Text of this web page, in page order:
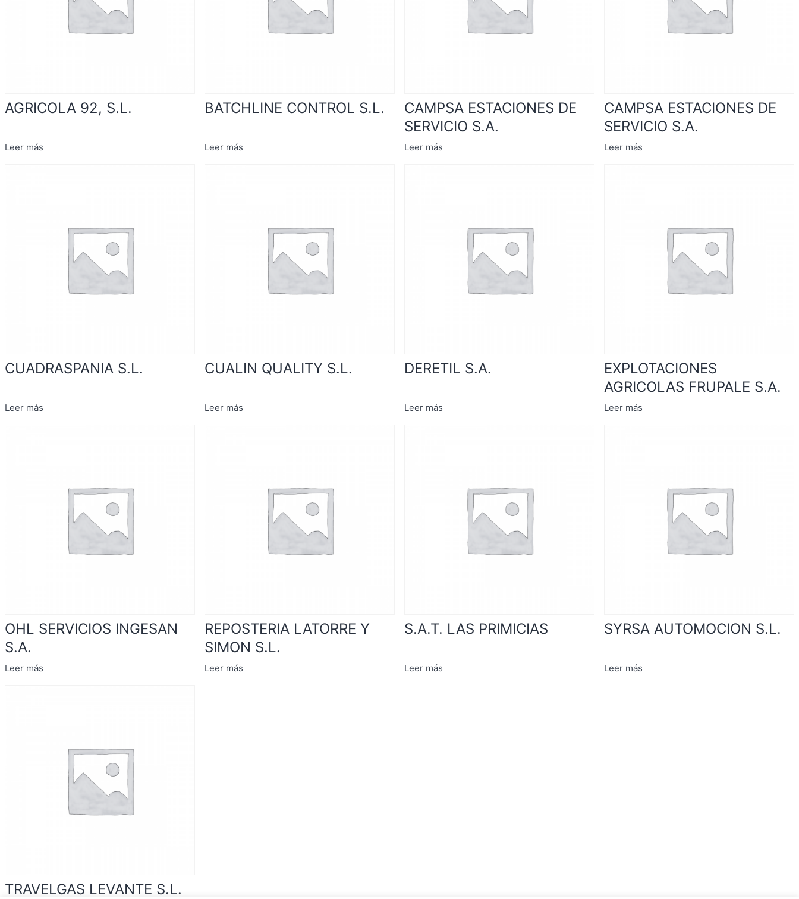
AGRICOLA 92, S.L.
Leer más
BATCHLINE CONTROL S.L.
Leer más
CAMPSA ESTACIONES DE
SERVICIO S.A.
Leer más
CAMPSA ESTACIONES DE
SERVICIO S.A.
Leer más
CUADRASPANIA S.L.
Leer más
CUALIN QUALITY S.L.
Leer más
DERETIL S.A.
Leer más
EXPLOTACIONES
AGRICOLAS FRUPALE S.A.
Leer más
OHL SERVICIOS INGESAN
S.A.
Leer más
REPOSTERIA LATORRE Y
SIMON S.L.
Leer más
S.A.T. LAS PRIMICIAS
Leer más
SYRSA AUTOMOCION S.L.
Leer más
TRAVELGAS LEVANTE S.L.